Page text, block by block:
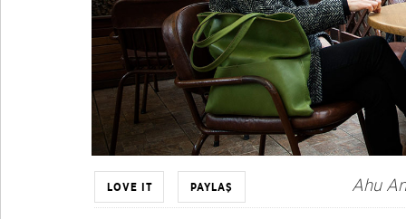
LOVE IT PAYLAŞ Ahu